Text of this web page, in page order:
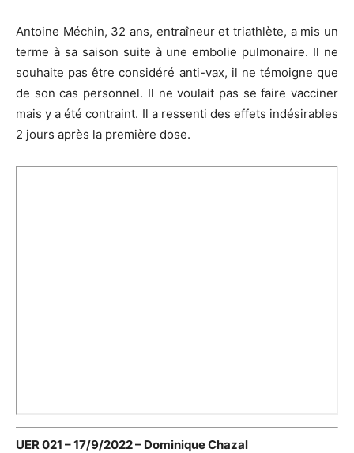
Antoine Méchin, 32 ans, entraîneur et triathlète, a mis un
terme à sa saison suite à une embolie pulmonaire. Il ne
souhaite pas être considéré anti-vax, il ne témoigne que
de son cas personnel. Il ne voulait pas se faire vacciner
mais y a été contraint. Il a ressenti des effets indésirables
2 jours après la première dose.
UER 021 – 17/9/2022 – Dominique Chazal